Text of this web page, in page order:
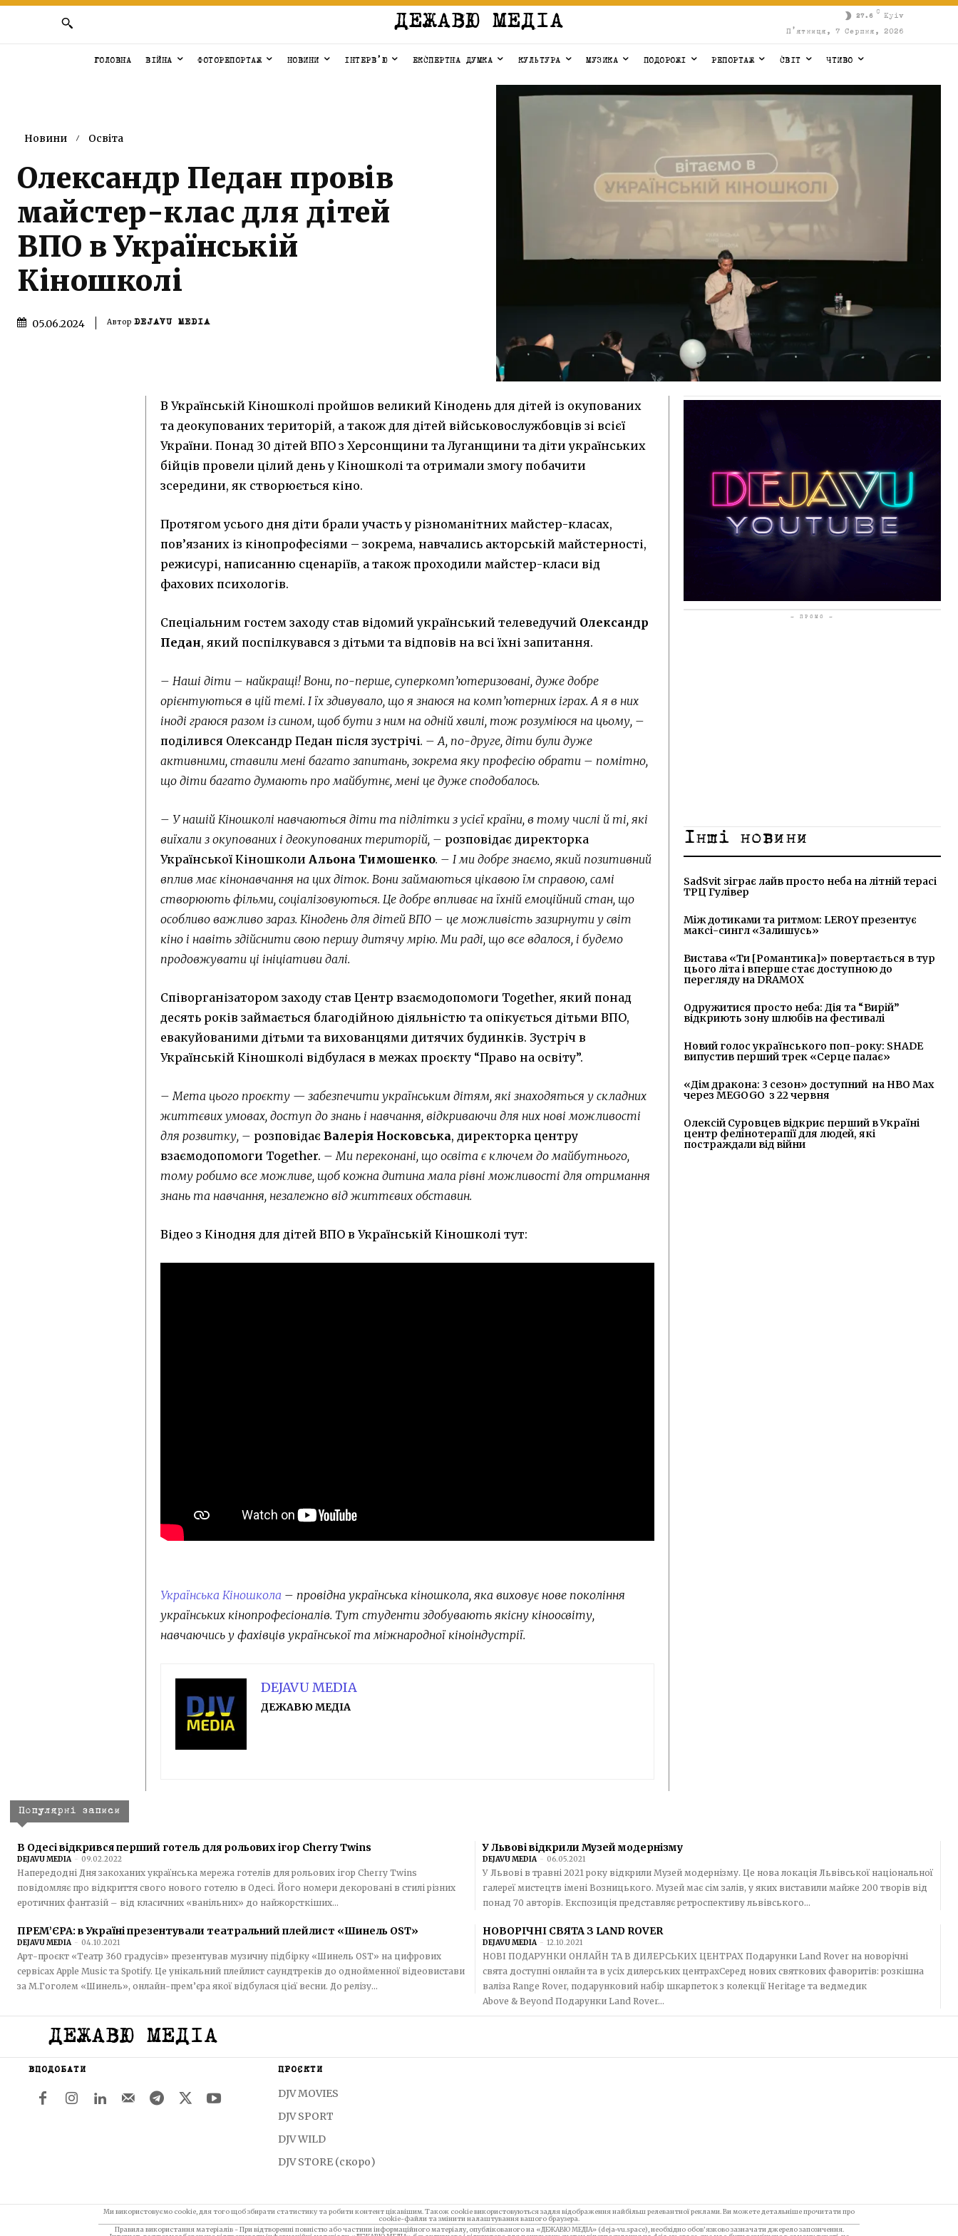
ДЕЖАВЮ МЕДІА 27.6
C
Kyiv
П’ятниця, 7 Серпня, 2026
ГОЛОВНА ВІЙНА ФОТОРЕПОРТАЖ НОВИНИ ІНТЕРВ’Ю ЕКСПЕРТНА ДУМКА КУЛЬТУРА МУЗИКА ПОДОРОЖІ РЕПОРТАЖ СВІТ ЧТИВО
Новини Освіта
Олександр Педан провів
майстер-клас для дітей
ВПО в Українській
Кіношколі
05.06.2024 Автор DEJAVU MEDIA
В Українській Кіношколі пройшов великий Кінодень для дітей із окупованих
та деокупованих територій, а також для дітей військовослужбовців зі всієї
України. Понад 30 дітей ВПО з Херсонщини та Луганщини та діти українських
бійців провели цілий день у Кіношколі та отримали змогу побачити
зсередини, як створюється кіно.
Протягом усього дня діти брали участь у різноманітних майстер-класах,
пов’язаних із кінопрофесіями – зокрема, навчались акторській майстерності,
режисурі, написанню сценаріїв, а також проходили майстер-класи від
фахових психологів.
Спеціальним гостем заходу став відомий український телеведучий Олександр
Педан, який поспілкувався з дітьми та відповів на всі їхні запитання.
– Наші діти – найкращі! Вони, по-перше, суперкомп’ютеризовані, дуже добре
орієнтуються в цій темі. І їх здивувало, що я знаюся на комп’ютерних іграх. А я в них
іноді граюся разом із сином, щоб бути з ним на одній хвилі, тож розуміюся на цьому, –
поділився Олександр Педан після зустрічі. – А, по-друге, діти були дуже
активними, ставили мені багато запитань, зокрема яку професію обрати – помітно,
що діти багато думають про майбутнє, мені це дуже сподобалось.
– У нашій Кіношколі навчаються діти та підлітки з усієї країни, в тому числі й ті, які
виїхали з окупованих і деокупованих територій, – розповідає директорка
Української КіношколиАльона Тимошенко. – І ми добре знаємо, який позитивний
вплив має кінонавчання на цих діток. Вони займаються цікавою їм справою, самі
створюють фільми, соціалізовуються. Це добре впливає на їхній емоційний стан, що
особливо важливо зараз. Кінодень для дітей ВПО – це можливість зазирнути у світ
кіно і навіть здійснити свою першу дитячу мрію. Ми раді, що все вдалося, і будемо
продовжувати ці ініціативи далі.
Співорганізатором заходу став Центр взаємодопомоги Together, який понад
десять років займається благодійною діяльністю та опікується дітьми ВПО,
евакуйованими дітьми та вихованцями дитячих будинків. Зустріч в
Українській Кіношколі відбулася в межах проєкту “Право на освіту”.
– Мета цього проєкту — забезпечити українським дітям, які знаходяться у складних
життєвих умовах, доступ до знань і навчання, відкриваючи для них нові можливості
для розвитку, – розповідаєВалерія Носковська, директорка центру
взаємодопомоги Together. – Ми переконані, що освіта є ключем до майбутнього,
тому робимо все можливе, щоб кожна дитина мала рівні можливості для отримання
знань та навчання, незалежно від життєвих обставин.
Відео з Кінодня для дітей ВПО в Українській Кіношколі тут:
Українська Кіношкола – провідна українська кіношкола, яка виховує нове покоління
українських кінопрофесіоналів. Тут студенти здобувають якісну кіноосвіту,
навчаючись у фахівців української та міжнародної кіноіндустрії.
DEJAVU MEDIA
ДЕЖАВЮ МЕДІА
- ПРОМО -
Інші новини
SadSvit зіграє лайв просто неба на літній терасі
ТРЦ Гулівер
Між дотиками та ритмом: LEROY презентує
максі-сингл «Залишусь»
Вистава «Ти [Романтика]» повертається в тур
цього літа і вперше стає доступною до
перегляду на DRAMOX
Одружитися просто неба: Дія та “Вирій”
відкриють зону шлюбів на фестивалі
Новий голос українського поп-року: SHADE
випустив перший трек «Серце палає»
«Дім дракона: 3 сезон» доступний на HBO Max
через MEGOGO з 22 червня
Олексій Суровцев відкриє перший в Україні
центр фелінотерапії для людей, які
постраждали від війни
Популярні записи
В Одесі відкрився перший готель для рольових ігор Cherry Twins
DEJAVU MEDIA - 09.02.2022
Напередодні Дня закоханих українська мережа готелів для рольових ігор Cherry Twins
повідомляє про відкриття свого нового готелю в Одесі. Його номери декоровані в стилі різних
еротичних фантазій – від класичних «ванільних» до найжорсткіших...
У Львові відкрили Музей модернізму
DEJAVU MEDIA - 06.05.2021
У Львові в травні 2021 року відкрили Музей модернізму. Це нова локація Львівської національної
галереї мистецтв імені Возницького. Музей має сім залів, у яких виставили майже 200 творів від
понад 70 авторів. Експозиція представляє ретроспективу львівського...
ПРЕМ’ЄРА: в Україні презентували театральний плейлист «Шинель OST»
DEJAVU MEDIA - 04.10.2021
Арт-проєкт «Театр 360 градусів» презентував музичну підбірку «Шинель OST» на цифрових
сервісах Apple Music та Spotify. Це унікальний плейлист саундтреків до однойменної відеовистави
за М.Гоголем «Шинель», онлайн-прем’єра якої відбулася цієї весни. До релізу...
НОВОРІЧНІ СВЯТА З LAND ROVER
DEJAVU MEDIA - 12.10.2021
НОВІ ПОДАРУНКИ ОНЛАЙН ТА В ДИЛЕРСЬКИХ ЦЕНТРАХ Подарунки Land Rover на новорічні
свята доступні онлайн та в усіх дилерських центрахСеред нових святкових фаворитів: розкішна
валіза Range Rover, подарунковий набір шкарпеток з колекції Heritage та ведмедик
Above & Beyond Подарунки Land Rover...
ДЕЖАВЮ МЕДІА
ВПОДОБАТИ ПРОЄКТИ
DJV MOVIES
DJV SPORT
DJV WILD
DJV STORE (скоро)
Ми використовуємо cookie, для того щоб збирати статистику та робити контент цікавішим. Також cookie використовуються задля відображення найбільш релевантної реклами. Ви можете детальніше прочитати про
cookie-файли та змінити налаштування вашого браузера.
Правила використання матеріалів - При відтворенні повністю або частини інформаційного матеріалу, опублікованого на «ДЕЖАВЮ МЕДІА» (deja-vu.space), необхідно обов’язково зазначати джерело запозичення.